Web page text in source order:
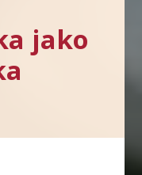
jako